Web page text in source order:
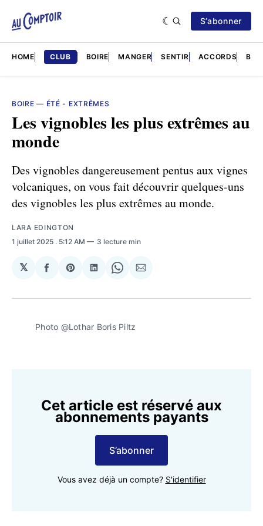
S’abonner
HOME CLUB BOIRE MANGER SENTIR ACCORDS
BOIRE — ÉTÉ - EXTRÊMES
Les vignobles les plus extrêmes au
monde
Des vignobles dangereusement pentus aux vignes
volcaniques, on vous fait découvrir quelques-uns
des vignobles les plus extrêmes au monde.
LARA EDINGTON
1 juillet 2025 . 5:12 AM 3 lecture min
𝕏
Partager
Facebook
Share
Pinterest
Partager
LinkedIn
Share
WhatsApp
Partager
Courriel
Photo @Lothar Boris Piltz
Cet article est réservé aux
abonnements payants
S’abonner
Vous avez déjà un compte? S'identifier